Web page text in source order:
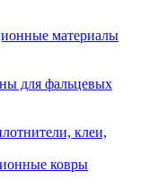
материалы
для фальцевых
клеи,
ковры